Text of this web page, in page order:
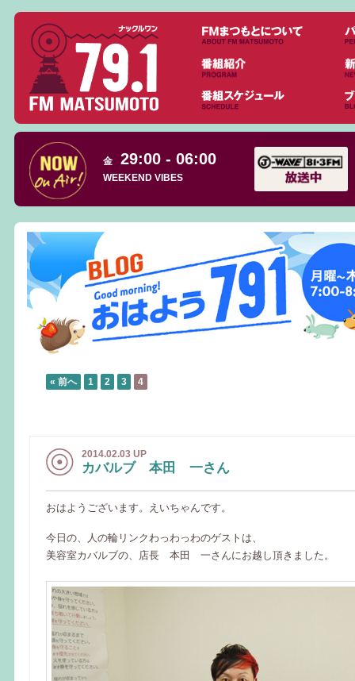
金 29:00 - 06:00
WEEKEND VIBES
« 前へ 1 2 3 4
2014.02.03 UP
カバルブ 本田 一さん
おはようございます。えいちゃんです。
今日の、人の輪リンクわっわっわのゲストは、
美容室カバルブの、店長 本田 一さんにお越し頂きました。